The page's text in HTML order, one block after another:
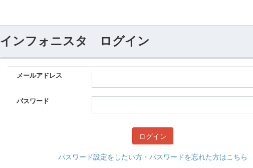
インフォニスタ ログイン
メールアドレス
パスワード
パスワード設定をしたい方・パスワードを忘れた方はこちら